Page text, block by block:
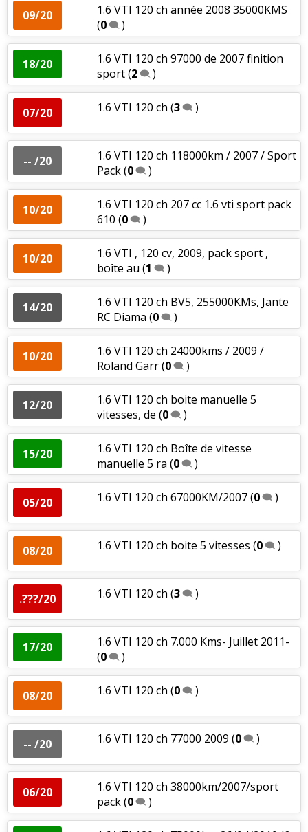
09/20
1.6 VTI 120 ch année 2008 35000KMS
(0 )
18/20
1.6 VTI 120 ch 97000 de 2007 finition
sport(2 )
07/20 1.6 VTI 120 ch (3 )
-- /20
1.6 VTI 120 ch 118000km / 2007 / Sport
Pack(0 )
10/20
1.6 VTI 120 ch 207 cc 1.6 vti sport pack
610 (0 )
10/20
1.6 VTI , 120 cv, 2009, pack sport ,
boîte au (1 )
14/20
1.6 VTI 120 ch BV5, 255000KMs, Jante
RC Diama (0 )
10/20
1.6 VTI 120 ch 24000kms / 2009 /
Roland Garr(0 )
12/20
1.6 VTI 120 ch boite manuelle 5
vitesses, de (0 )
15/20
1.6 VTI 120 ch Boîte de vitesse
manuelle 5 ra (0 )
05/20 1.6 VTI 120 ch 67000KM/2007(0 )
08/20 1.6 VTI 120 ch boite 5 vitesses (0 )
.???/20 1.6 VTI 120 ch (3 )
17/20
1.6 VTI 120 ch 7.000 Kms- Juillet 2011-
(0 )
08/20 1.6 VTI 120 ch (0 )
-- /20 1.6 VTI 120 ch 77000 2009 (0 )
06/20
1.6 VTI 120 ch 38000km/2007/sport
pack(0 )